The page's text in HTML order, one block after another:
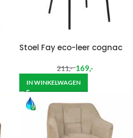
Stoel Fay eco-leer cognac
211,- 169,-
IN WINKELWAGEN